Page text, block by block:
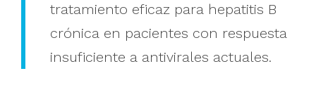
tratamiento eficaz para hepatitis B
crónica en pacientes con respuesta
insuficiente a antivirales actuales.